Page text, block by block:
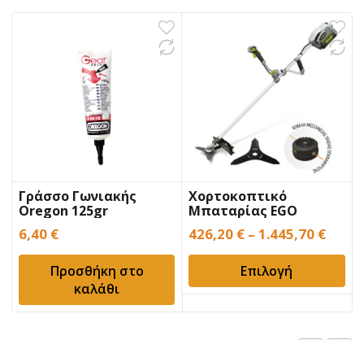
Γράσσο Γωνιακής
Oregon 125gr
6,40 €
Προσθήκη στο
καλάθι
Χορτοκοπτικό
Μπαταρίας EGO
BC3800E
426,20 € –1.445,70 €
Επιλογή